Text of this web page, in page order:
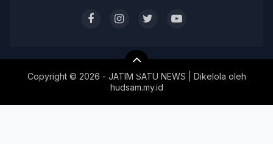
Copyright © 2026 - JATIM SATU NEWS | Dikelola oleh
hudsam.my.id